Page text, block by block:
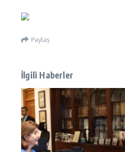
Paylaş
İlgili Haberler